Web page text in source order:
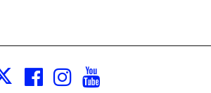
X Facebook
Instagram